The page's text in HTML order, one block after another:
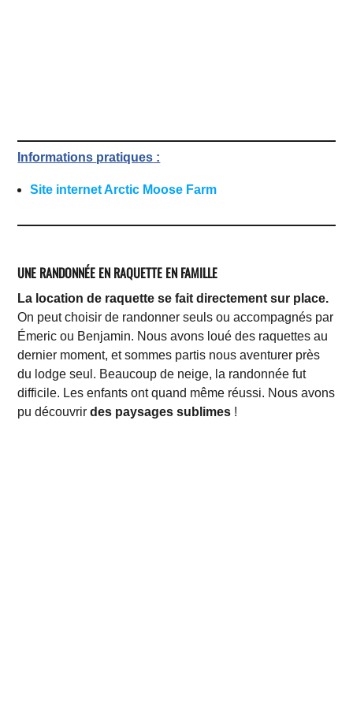
Informations pratiques :
Site internet Arctic Moose Farm
UNE RANDONNÉE EN RAQUETTE EN FAMILLE
La location de raquette se fait directement sur place.
On peut choisir de randonner seuls ou accompagnés par
Émeric ou Benjamin. Nous avons loué des raquettes au
dernier moment, et sommes partis nous aventurer près
du lodge seul. Beaucoup de neige, la randonnée fut
difficile. Les enfants ont quand même réussi. Nous avons
pu découvrirdes paysages sublimes !